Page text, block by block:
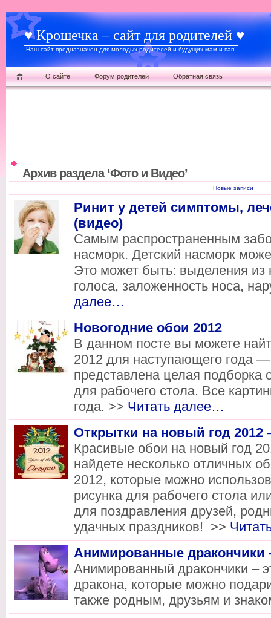
♥ Крошечка – сайт для родителей ♥
Наш сайт предназначен для молодых родителей и будущих мам и пап!
О сайте Форум родителей Обратная связь
Архив раздела ‘Фото и Видео’
Новые записи
Ринит у детей симптомы,
(видео)
Самым распространенным
насморк. Детский насморк
Это может быть: выделения из
голоса, заложенность носа,
далее…
Новогодние обои 2012
В данном посте вы можете
2012 для наступающего года
представлена целая подборка
для рабочего стола. Все
года. >> Читать далее…
Открытки на новый год
Красивые обои на новый год
найдете несколько отличных
2012, которые можно
рисунка для рабочего стола
для поздравления друзей,
удачных праздников! >>
Анимированные дракончики
Анимированный дракончики –
дракона, которые можно
также родным, друзьям и